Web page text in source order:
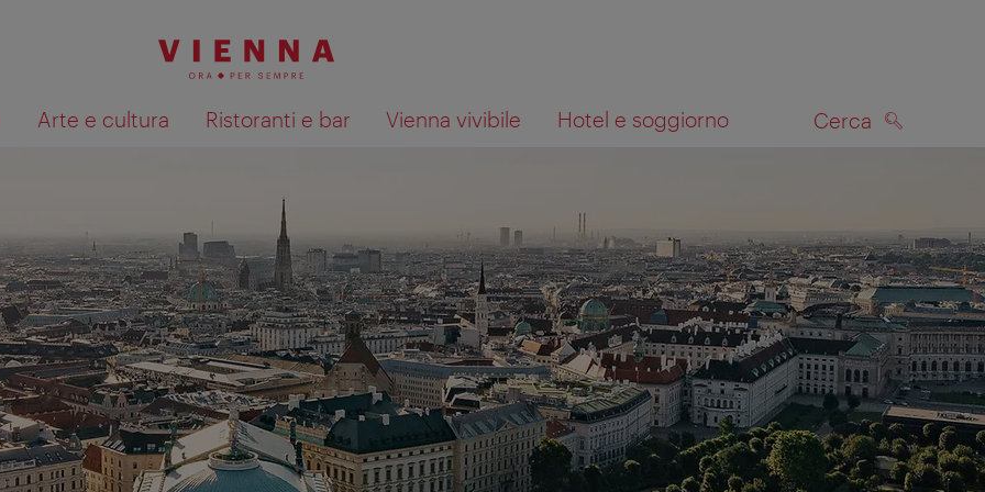
Arte e cultura Ristoranti e bar Vienna vivibile Hotel e soggiorno Cerca